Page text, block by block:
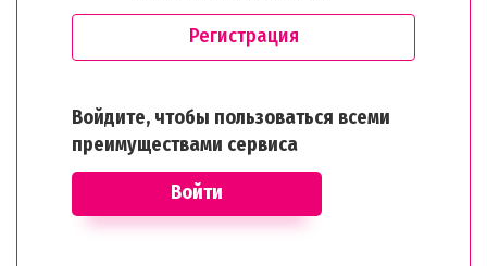
Регистрация
Войдите, чтобы пользоваться всеми
преимуществами сервиса
Войти